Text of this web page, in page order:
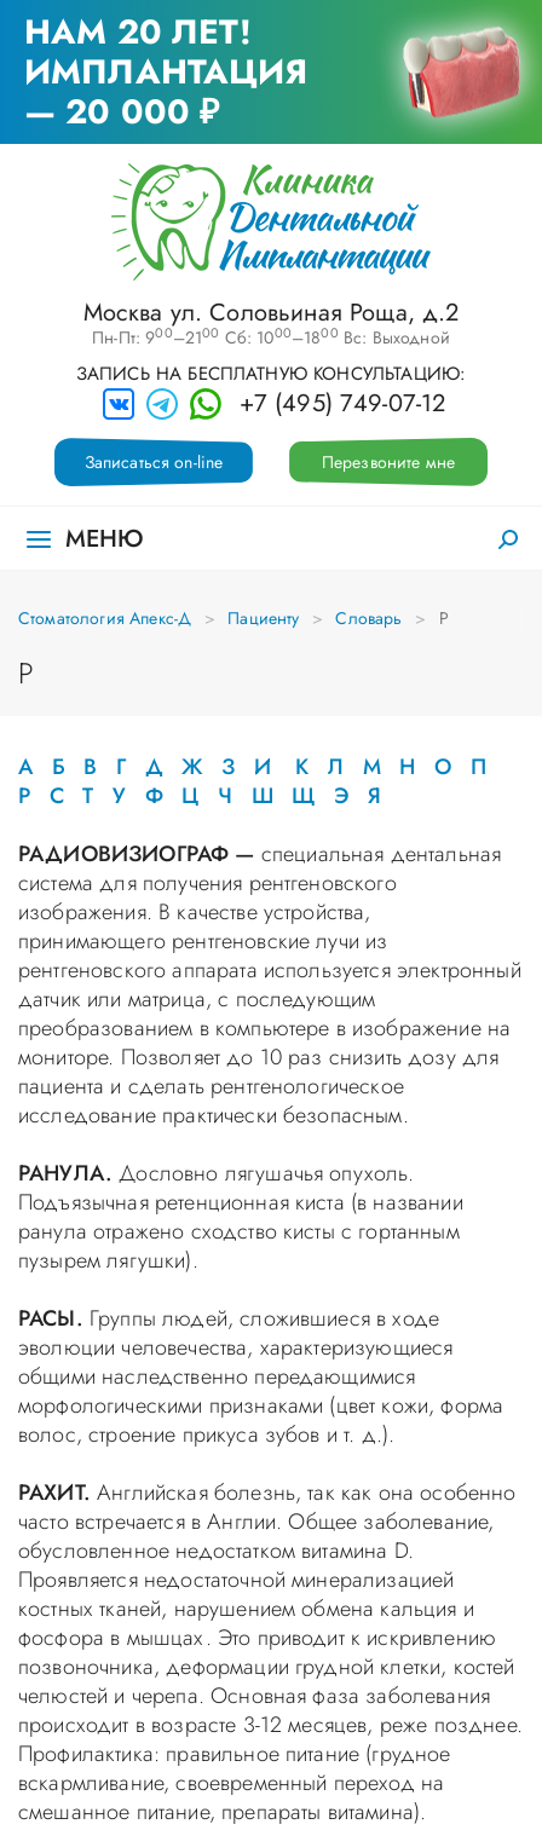
НАМ 20 ЛЕТ!
ИМПЛАНТАЦИЯ
— 20 000 ₽
Москва ул. Соловьиная Роща, д.2
Пн-Пт: 900–2100 Сб: 1000–1800 Вс: Выходной
ЗАПИСЬ НА БЕСПЛАТНУЮ КОНСУЛЬТАЦИЮ:
+7 (495) 749-07-12
Перезвоните мне
Записаться on-line
МЕНЮ
Стоматология Апекс-Д Пациенту Словарь Р
Р
А Б В Г Д Ж З И К Л М Н О
П
Р
С Т У Ф Ц Ч Ш Щ Э
Я
РАДИОВИЗИОГРАФ — специальная дентальная
система для получения рентгеновского
изображения. В качестве устройства,
принимающего рентгеновские лучи из
рентгеновского аппарата используется электронный
датчик или матрица, с последующим
преобразованием в компьютере в изображение на
мониторе. Позволяет до 10 раз снизить дозу для
пациента и сделать рентгенологическое
исследование практически безопасным.
РАНУЛА.Дословно лягушачья опухоль.
Подъязычная ретенционная киста (в названии
ранула отражено сходство кисты с гортанным
пузырем лягушки).
РАСЫ. Группы людей, сложившиеся в ходе
эволюции человечества, характеризующиеся
общими наследственно передающимися
морфологическими признаками (цвет кожи, форма
волос, строение прикуса зубов и т. д.).
РАХИТ.Английская болезнь, так как она особенно
часто встречается в Англии. Общее заболевание,
обусловленное недостатком витамина D.
Проявляется недостаточной минерализацией
костных тканей, нарушением обмена кальция и
фосфора в мышцах. Это приводит к искривлению
позвоночника, деформации грудной клетки, костей
челюстей и черепа. Основная фаза заболевания
происходит в возрасте 3-12 месяцев, реже позднее.
Профилактика: правильное питание (грудное
вскармливание, своевременный переход на
смешанное питание, препараты витамина).